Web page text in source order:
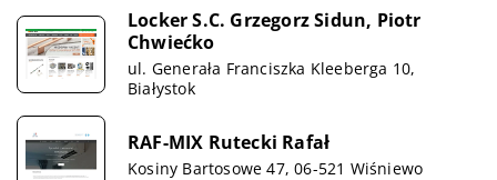
Locker S.C. Grzegorz Sidun, Piotr
Chwiećko
ul. Generała Franciszka Kleeberga 10,
Białystok
RAF-MIX Rutecki Rafał
Kosiny Bartosowe 47, 06-521 Wiśniewo